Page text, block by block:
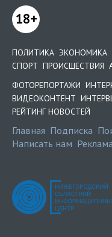
18+
ПОЛИТИКА ЭКОНОМИКА
СПОРТ ПРОИСШЕСТВИЯ
ФОТОРЕПОРТАЖИ
ВИДЕОКОНТЕНТ
РЕЙТИНГ НОВОСТЕЙ
Главная Подписка
Написать нам